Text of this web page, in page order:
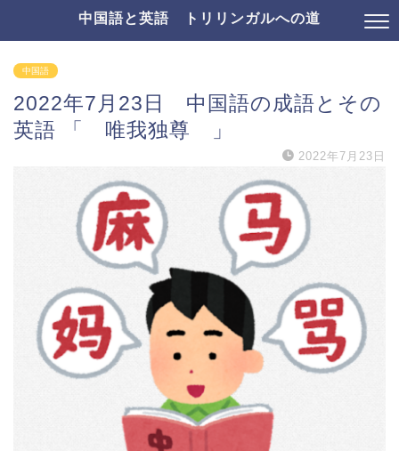
中国語と英語 トリリンガルへの道
中国語
2022年7月23日 中国語の成語とその
英語 「 唯我独尊 」
2022年7月23日